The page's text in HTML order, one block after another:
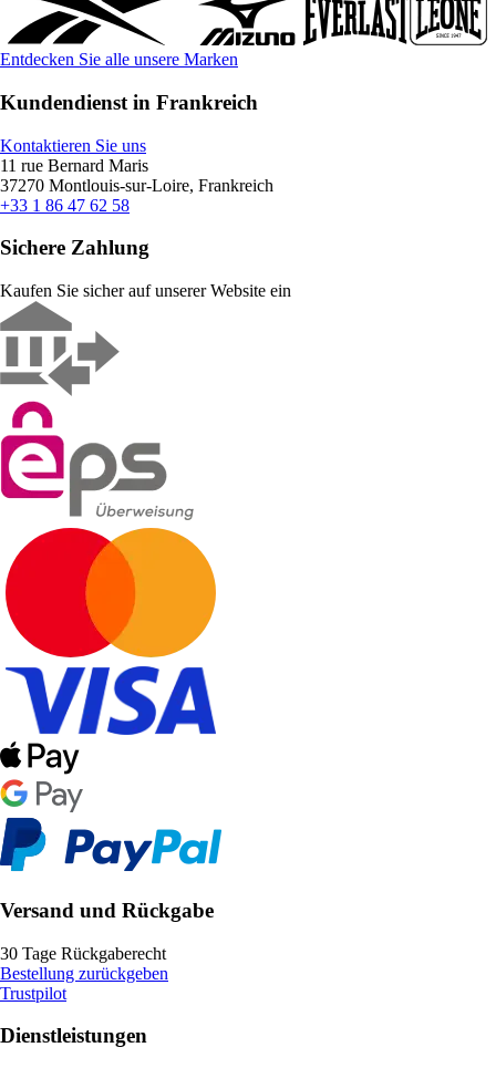
Entdecken Sie alle unsere Marken
Kundendienst in Frankreich
Kontaktieren Sie uns
11 rue Bernard Maris
37270 Montlouis-sur-Loire, Frankreich
+33 1 86 47 62 58
Sichere Zahlung
Kaufen Sie sicher auf unserer Website ein
Versand und Rückgabe
30 Tage Rückgaberecht
Bestellung zurückgeben
Trustpilot
Dienstleistungen